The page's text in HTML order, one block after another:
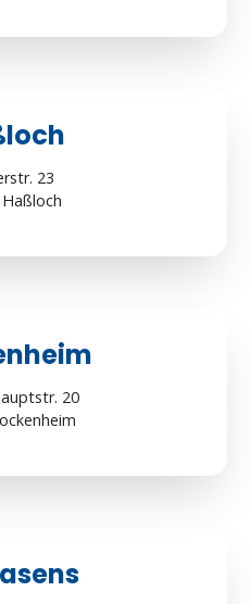
23
20